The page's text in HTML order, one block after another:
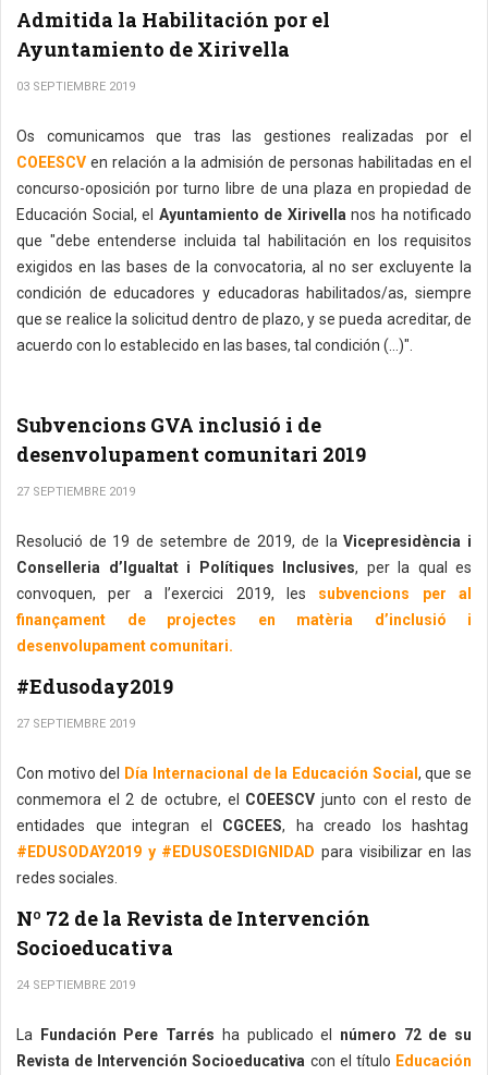
Admitida la Habilitación por el
Ayuntamiento de Xirivella
03 SEPTIEMBRE 2019
Os comunicamos que tras las gestiones realizadas por el
COEESCV en relación a la admisión de personas habilitadas en el
concurso-oposición por turno libre de una plaza en propiedad de
Educación Social, el Ayuntamiento de Xirivella nos ha notificado
que "debe entenderse incluida tal habilitación en los requisitos
exigidos en las bases de la convocatoria, al no ser excluyente la
condición de educadores y educadoras habilitados/as, siempre
que se realice la solicitud dentro de plazo, y se pueda acreditar, de
acuerdo con lo establecido en las bases, tal condición (...)".
Subvencions GVA inclusió i de
desenvolupament comunitari 2019
27 SEPTIEMBRE 2019
Resolució de 19 de setembre de 2019, de laVicepresidència i
Conselleria d’Igualtat i Polítiques Inclusives, per la qual es
convoquen, per a l’exercici 2019, les subvencions per al
finançament de projectes en matèria d’inclusió i
desenvolupament comunitari.
#Edusoday2019
27 SEPTIEMBRE 2019
Con motivo del Día Internacional de la Educación Social , que se
conmemora el 2 de octubre, el COEESCV junto con el resto de
entidades que integran el CGCEES, ha creado los hashtag
#EDUSODAY2019 y #EDUSOESDIGNIDAD para visibilizar en las
redes sociales.
Nº 72 de la Revista de Intervención
Socioeducativa
24 SEPTIEMBRE 2019
La Fundación Pere Tarrés ha publicado el número 72 de su
Revista de Intervención Socioeducativa con el título Educación